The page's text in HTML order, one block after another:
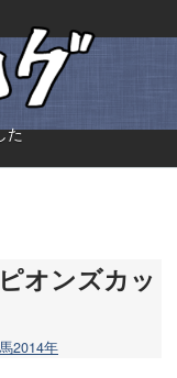
た
オンズカッ
2014年